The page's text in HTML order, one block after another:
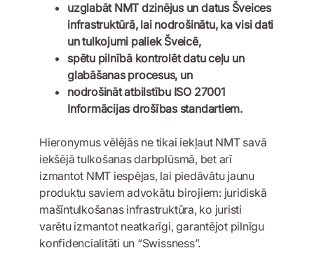
uzglabāt NMT dzinējus un datus Šveices
infrastruktūrā, lai nodrošinātu, ka visi dati
un tulkojumi paliek Šveicē,
spētu pilnībā kontrolēt datu ceļu un
glabāšanas procesus, un
nodrošināt atbilstību ISO 27001
Informācijas drošības standartiem.
Hieronymus vēlējās ne tikai iekļaut NMT savā
iekšējā tulkošanas darbplūsmā, bet arī
izmantot NMT iespējas, lai piedāvātu jaunu
produktu saviem advokātu birojiem: juridiskā
mašīntulkošanas infrastruktūra, ko juristi
varētu izmantot neatkarīgi, garantējot pilnīgu
konfidencialitāti un “Swissness”.